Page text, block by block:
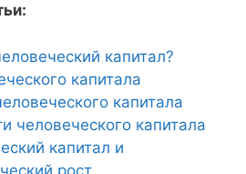
капитал?
капитала
капитала
человеческого капитала
капитал и
рост